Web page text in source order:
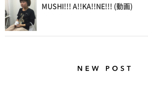
MUSHI!!! A!!KA!!NE!!! (動画)